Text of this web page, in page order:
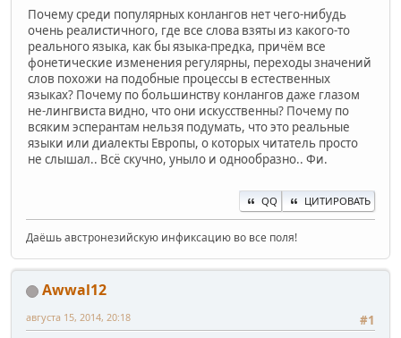
Почему среди популярных конлангов нет чего-нибудь
очень реалистичного, где все слова взяты из какого-то
реального языка, как бы языка-предка, причём все
фонетические изменения регулярны, переходы значений
слов похожи на подобные процессы в естественных
языках? Почему по большинству конлангов даже глазом
не-лингвиста видно, что они искусственны? Почему по
всяким эсперантам нельзя подумать, что это реальные
языки или диалекты Европы, о которых читатель просто
не слышал.. Всё скучно, уныло и однообразно.. Фи.
QQ ЦИТИРОВАТЬ
Даёшь австронезийскую инфиксацию во все поля!
Awwal12
#1
августа 15, 2014, 20:18